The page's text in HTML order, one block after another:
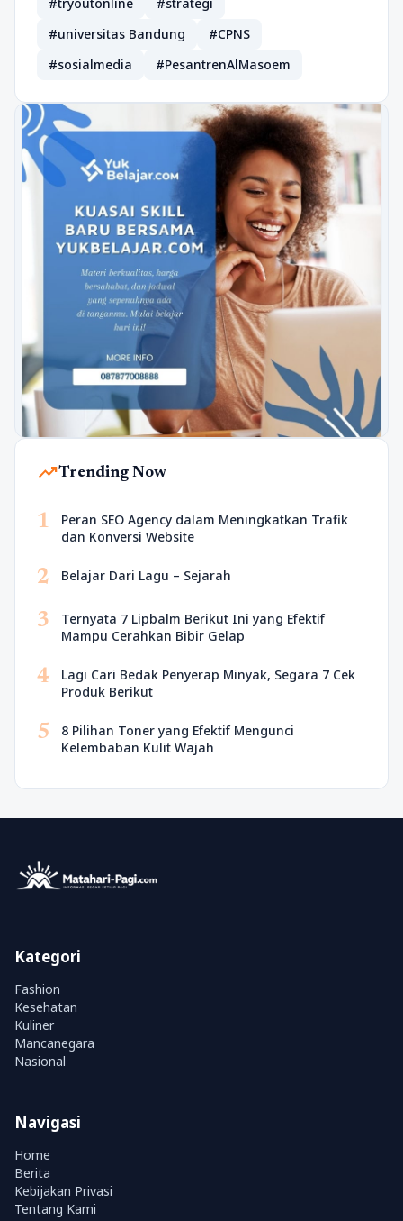
#universitas Bandung
#CPNS
#sosialmedia
#PesantrenAlMasoem
trending_upTrending Now
1
Peran SEO Agency dalam Meningkatkan Trafik
dan Konversi Website
2 Belajar Dari Lagu – Sejarah
3
Ternyata 7 Lipbalm Berikut Ini yang Efektif
Mampu Cerahkan Bibir Gelap
4
Lagi Cari Bedak Penyerap Minyak, Segara 7 Cek
Produk Berikut
5
8 Pilihan Toner yang Efektif Mengunci
Kelembaban Kulit Wajah
Kategori
Fashion
Kesehatan
Kuliner
Mancanegara
Nasional
Navigasi
Home
Berita
Kebijakan Privasi
Tentang Kami